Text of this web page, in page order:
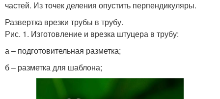
частей. Из точек деления опустить перпендикуляры.
Развертка врезки трубы в трубу.
Рис. 1. Изготовление и врезка штуцера в трубу:
а – подготовительная разметка;
б – разметка для шаблона;